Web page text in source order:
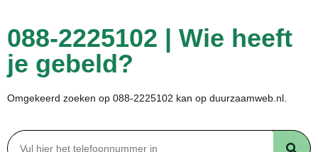
088-2225102 | Wie heeft
je gebeld?
Omgekeerd zoeken op 088-2225102 kan op duurzaamweb.nl.